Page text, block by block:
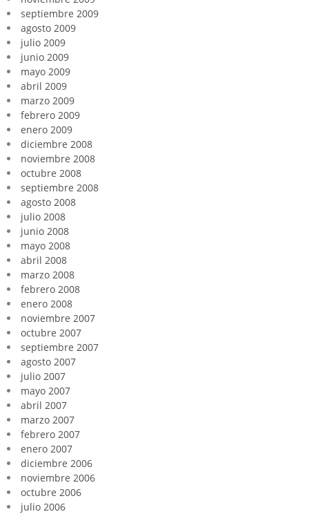
septiembre 2009
agosto 2009
julio 2009
junio 2009
mayo 2009
abril 2009
marzo 2009
febrero 2009
enero 2009
diciembre 2008
noviembre 2008
octubre 2008
septiembre 2008
agosto 2008
julio 2008
junio 2008
mayo 2008
abril 2008
marzo 2008
febrero 2008
enero 2008
noviembre 2007
octubre 2007
septiembre 2007
agosto 2007
julio 2007
mayo 2007
abril 2007
marzo 2007
febrero 2007
enero 2007
diciembre 2006
noviembre 2006
octubre 2006
julio 2006